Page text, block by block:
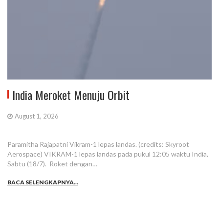
India Meroket Menuju Orbit
August 1, 2026
Paramitha Rajapatni Vikram-1 lepas landas. (credits: Skyroot
Aerospace) VIKRAM-1 lepas landas pada pukul 12:05 waktu India,
Sabtu (18/7). Roket dengan…
BACA SELENGKAPNYA...